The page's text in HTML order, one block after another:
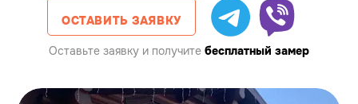
ОСТАВИТЬ ЗАЯВКУ
Оставьте заявку и получите бесплатный замер